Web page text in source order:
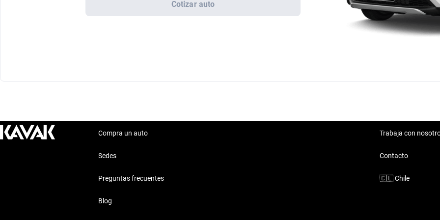
Cotizar auto
Compra un auto
Sedes
Preguntas frecuentes
Blog
Trabaja con
Contacto
🇨🇱Chile